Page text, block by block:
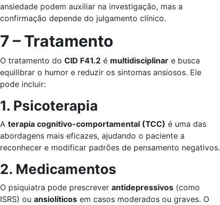
ansiedade podem auxiliar na investigação, mas a
confirmação depende do julgamento clínico.
7 – Tratamento
O tratamento do CID F41.2 é multidisciplinar e busca
equilibrar o humor e reduzir os sintomas ansiosos. Ele
pode incluir:
1. Psicoterapia
A terapia cognitivo-comportamental (TCC) é uma das
abordagens mais eficazes, ajudando o paciente a
reconhecer e modificar padrões de pensamento negativos.
2. Medicamentos
O psiquiatra pode prescrever antidepressivos (como
ISRS) ou ansiolíticos em casos moderados ou graves. O